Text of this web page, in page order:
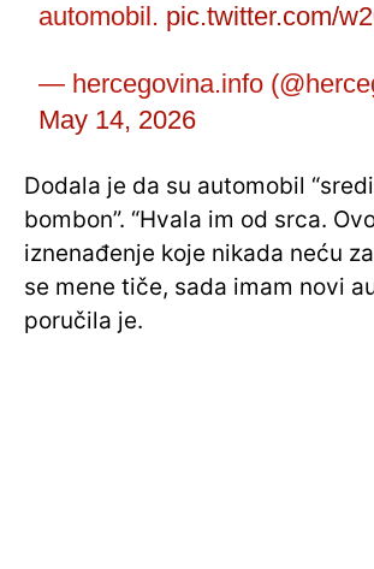
automobil. pic.twitter.com/
— hercegovina.info
May 14, 2026
Dodala je da su automobil
bombon”. “Hvala im od srca.
iznenađenje koje nikada neću
se mene tiče, sada imam novi
poručila je.